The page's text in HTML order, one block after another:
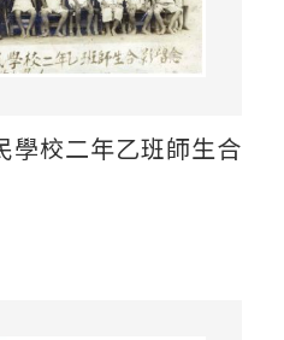
學校二年乙班師生合